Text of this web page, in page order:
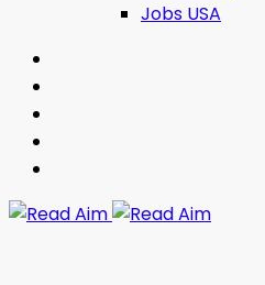
Jobs USA
Read Aim